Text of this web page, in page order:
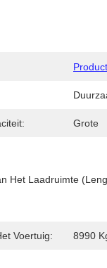
Grote
Het Laadruimte
Voertuig: 8990